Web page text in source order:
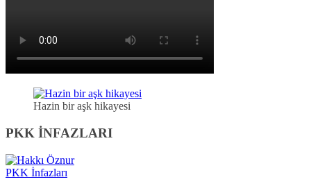
Hazin bir aşk hikayesi
PKK İNFAZLARI
PKK İnfazları